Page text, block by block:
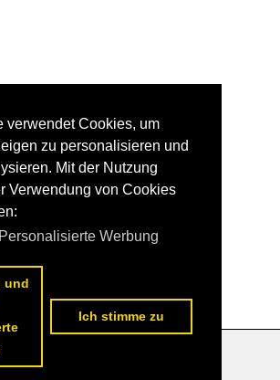
verwendet Cookies, um
zu personalisieren und
Mit der Nutzung
Verwendung von Cookies
Personalisierte Werbung
und
Ich stimme zu